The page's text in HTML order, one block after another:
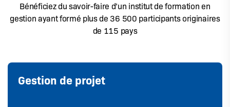
Bénéficiez du savoir-faire d’un institut de formation en
gestion ayant formé plus de 36 500 participants originaires
de 115 pays
Gestion de projet